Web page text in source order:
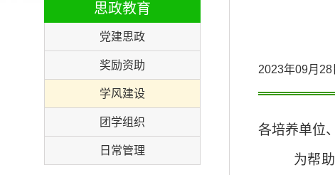
思政教育
党建思政
奖励资助
学风建设
团学组织
日常管理
2023年09月
各培养单位、
为帮